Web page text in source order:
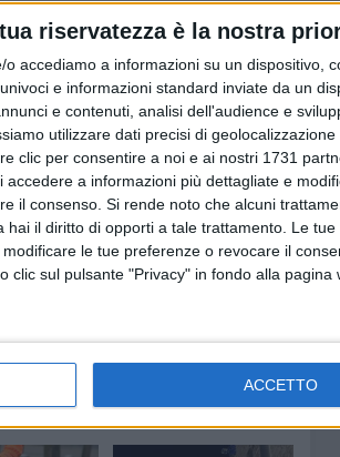
riservatezza è la nostra
o accediamo a informazioni su un dispositivo,
e informazioni standard inviate da un
e contenuti, analisi dell'audience e
utilizzare dati precisi di
clic per consentire a noi e ai nostri 1731
a informazioni più dettagliate e
il consenso. Si rende noto che alcuni
il diritto di opporti a tale trattamento. Le
le tue preferenze o revocare il
clic sul pulsante "Privacy" in fondo alla pagina
ACCETTO
polizia locale di piazza San
non siano in possesso di Spid o
relative alla Ztl del centro
6 AGOSTO 2026
Aspettando il Palio della Quercia:
il Fantapalio